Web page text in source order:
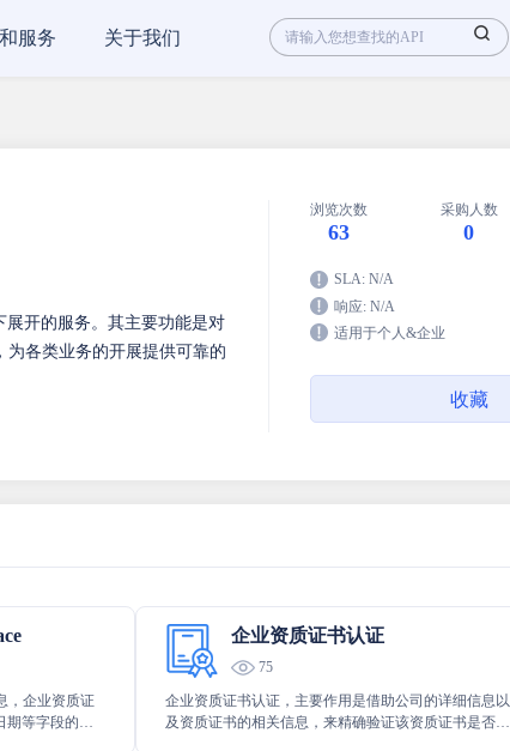
服务 关于我们
开的服务。其主要功能是对
各类业务的开展提供可靠的
浏览次数
63
采购人数
0
SLA: N/A
响应: N/A
适用于个人&企业
收藏
，企业资质证
期等字段的详
企业资质证书认证
75
企业资质证书认证，主要作用是借助公司的详细信息以
及资质证书的相关信息，来精确验证该资质证书是否确